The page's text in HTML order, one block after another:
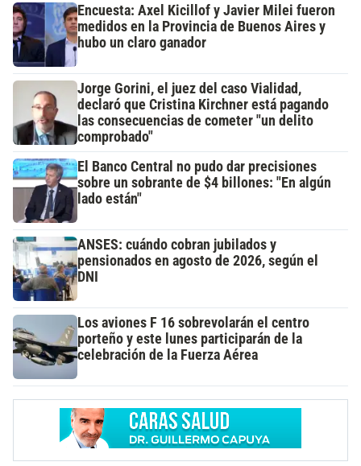
Encuesta: Axel Kicillof y Javier Milei fueron
medidos en la Provincia de Buenos Aires y
hubo un claro ganador
Jorge Gorini, el juez del caso Vialidad,
declaró que Cristina Kirchner está pagando
las consecuencias de cometer "un delito
comprobado"
El Banco Central no pudo dar precisiones
sobre un sobrante de $4 billones: "En algún
lado están"
ANSES: cuándo cobran jubilados y
pensionados en agosto de 2026, según el
DNI
Los aviones F 16 sobrevolarán el centro
porteño y este lunes participarán de la
celebración de la Fuerza Aérea